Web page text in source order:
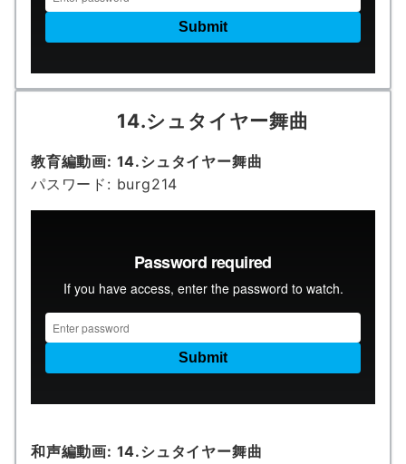
14.シュタイヤー舞曲
教育編動画: 14.シュタイヤー舞曲
パスワード: burg214
和声編動画: 14.シュタイヤー舞曲